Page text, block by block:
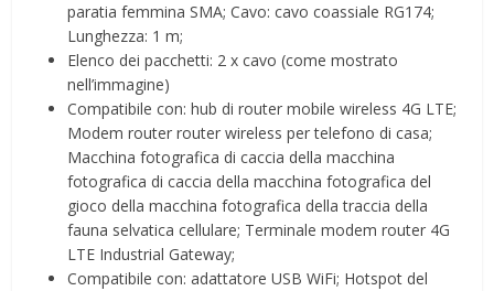
paratia femmina SMA; Cavo: cavo coassiale RG174;
Lunghezza: 1 m;
Elenco dei pacchetti: 2 x cavo (come mostrato
nell’immagine)
Compatibile con: hub di router mobile wireless 4G LTE;
Modem router router wireless per telefono di casa;
Macchina fotografica di caccia della macchina
fotografica di caccia della macchina fotografica del
gioco della macchina fotografica della traccia della
fauna selvatica cellulare; Terminale modem router 4G
LTE Industrial Gateway;
Compatibile con: adattatore USB WiFi; Hotspot del